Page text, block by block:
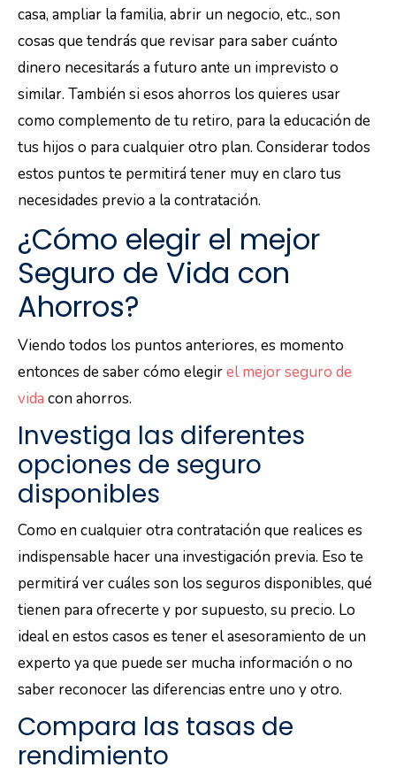
casa, ampliar la familia, abrir un negocio, etc., son
cosas que tendrás que revisar para saber cuánto
dinero necesitarás a futuro ante un imprevisto o
similar. También si esos ahorros los quieres usar
como complemento de tu retiro, para la educación de
tus hijos o para cualquier otro plan. Considerar todos
estos puntos te permitirá tener muy en claro tus
necesidades previo a la contratación.
¿Cómo elegir el mejor
Seguro de Vida con
Ahorros?
Viendo todos los puntos anteriores, es momento
entonces de saber cómo elegirel mejor seguro de
vida con ahorros.
Investiga las diferentes
opciones de seguro
disponibles
Como en cualquier otra contratación que realices es
indispensable hacer una investigación previa. Eso te
permitirá ver cuáles son los seguros disponibles, qué
tienen para ofrecerte y por supuesto, su precio. Lo
ideal en estos casos es tener el asesoramiento de un
experto ya que puede ser mucha información o no
saber reconocer las diferencias entre uno y otro.
Compara las tasas de
rendimiento